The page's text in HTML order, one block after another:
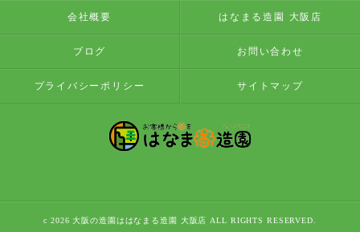
会社概要 はなまる造園 大阪店
ブログ お問い合わせ
プライバシーポリシー サイトマップ
c 2026 大阪の造園ははなまる造園 大阪店 ALL RIGHTS RESERVED.